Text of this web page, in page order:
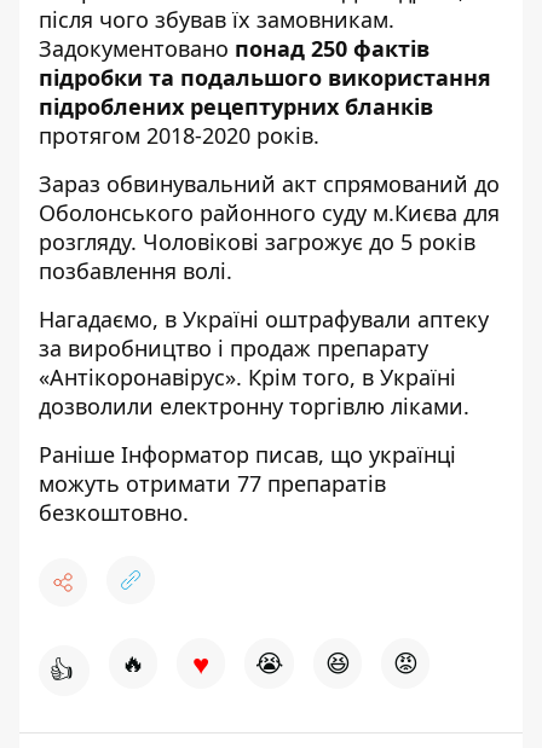
після чого збував їх замовникам.
Задокументовано понад 250 фактів
підробки та подальшого використання
підроблених рецептурних бланків
протягом 2018-2020 років.
Зараз обвинувальний акт спрямований до
Оболонського районного суду м.Києва для
розгляду. Чоловікові загрожує до 5 років
позбавлення волі.
Нагадаємо, в Україні оштрафували аптеку
за виробництво і продаж препарату
«Антікоронавірус». Крім того, в Україні
дозволили електронну торгівлю ліками.
Раніше Інформатор писав, що українці
можуть отримати 77 препаратів
безкоштовно.
👍 🔥 ♥ 😭 😆 😡